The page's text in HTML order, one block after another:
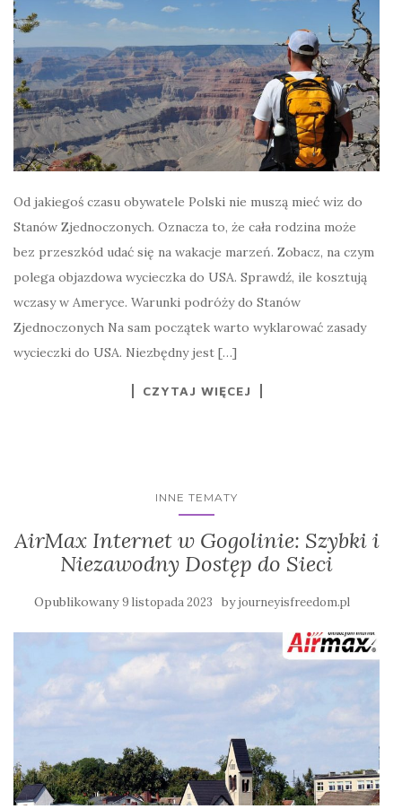
Od jakiegoś czasu obywatele Polski nie muszą mieć wiz do
Stanów Zjednoczonych. Oznacza to, że cała rodzina może
bez przeszkód udać się na wakacje marzeń. Zobacz, na czym
polega objazdowa wycieczka do USA. Sprawdź, ile kosztują
wczasy w Ameryce. Warunki podróży do Stanów
Zjednoczonych Na sam początek warto wyklarować zasady
wycieczki do USA. Niezbędny jest […]
CZYTAJ WIĘCEJ
INNE TEMATY
AirMax Internet w Gogolinie: Szybki i
Niezawodny Dostęp do Sieci
Opublikowany9 listopada 2023 byjourneyisfreedom.pl